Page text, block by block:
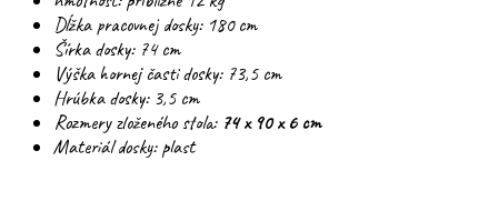
Dĺžka pracovnej dosky: 180 cm
Šírka dosky: 74 cm
Výška hornej časti dosky: 73,5 cm
Hrúbka dosky: 3,5 cm
Rozmery zloženého stola: 74 x 90 x 6 cm
Materiál dosky: plast